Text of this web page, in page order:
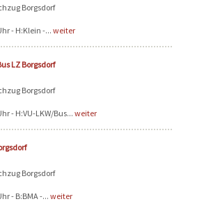
Borgsdorf
- H:Klein -... weiter
LZ Borgsdorf
Borgsdorf
- H:VU-LKW/Bus...weiter
Borgsdorf
- B:BMA -... weiter